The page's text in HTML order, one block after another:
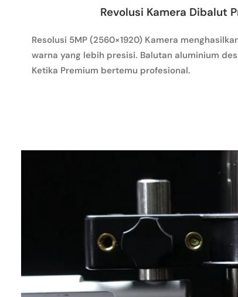
Revolusi Kamera Dibalut
Resolusi 5MP (2560×1920) Kamera
warna yang lebih presisi. Balutan aluminium
Ketika Premium bertemu profesional.